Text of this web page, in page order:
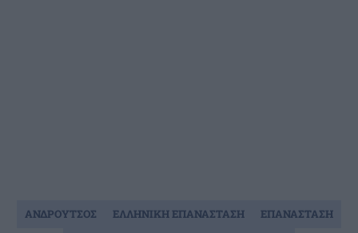
ΑΝΔΡΟΥΤΣΟΣ ΕΛΛΗΝΙΚΗ ΕΠΑΝΑΣΤΑΣΗ
ΕΠΑΝΑΣΤΑΣΗ